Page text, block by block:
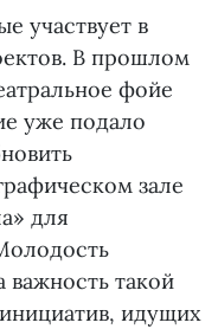
участвует в
В прошлом
фойе
уже подало
зале
для
важность такой
идущих